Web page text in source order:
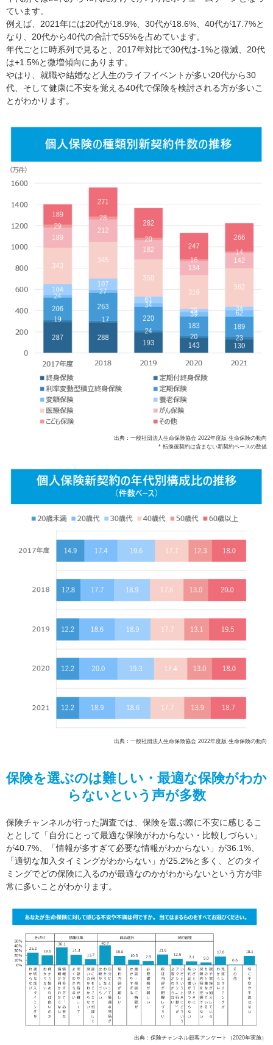
ています。
例えば、2021年には20代が18.9%、30代が18.6%、40代が17.7%と
なり、20代から40代の合計で55%を占めています。
年代ごとに時系列で見ると、2017年対比で30代は-1%と微減、20代
は+1.5%と微増傾向にあります。
やはり、就職や結婚など人生のライフイベントが多い20代から30
代、そして健康に不安を覚える40代で保険を検討される方が多いこ
とがわかります。
出典：一般社団法人生命保険協会 2022年度版 生命保険の動向
* 転換後契約は含まない新契約ベースの数値
出典：一般社団法人生命保険協会 2022年度版 生命保険の動向
保険を選ぶのは難しい・最適な保険がわか
らないという声が多数
保険チャンネルが行った調査では、保険を選ぶ際に不安に感じるこ
ととして「自分にとって最適な保険がわからない・比較しづらい」
が40.7%、「情報が多すぎて必要な情報がわからない」が36.1%、
「適切な加入タイミングがわからない」が25.2%と多く、どのタイ
ミングでどの保険に入るのが最適なのかがわからないという方が非
常に多いことがわかります。
出典：保険チャンネル顧客アンケート（2020年実施）